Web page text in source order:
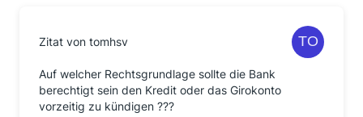
Zitat von tomhsv
Auf welcher Rechtsgrundlage sollte die Bank
berechtigt sein den Kredit oder das Girokonto
vorzeitig zu kündigen ???